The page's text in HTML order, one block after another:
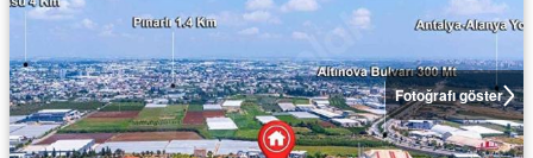
Fotoğrafı göster